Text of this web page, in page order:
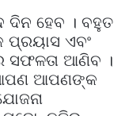
ହେବ । ବହୁତ
ଏବଂ
ଆଣିବ ।
ଆପଣ ଆପଣଙ୍କ